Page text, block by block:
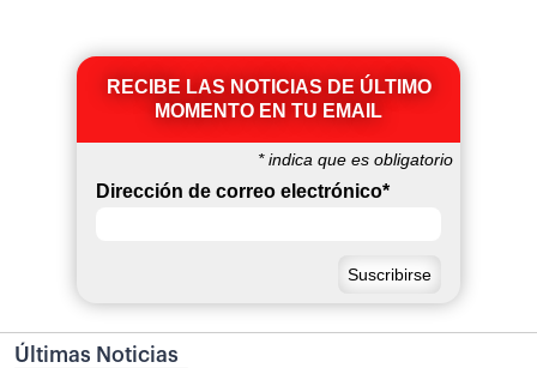
RECIBE LAS NOTICIAS DE ÚLTIMO
MOMENTO EN TU EMAIL
*indica que es obligatorio
Dirección de correo electrónico*
Últimas Noticias